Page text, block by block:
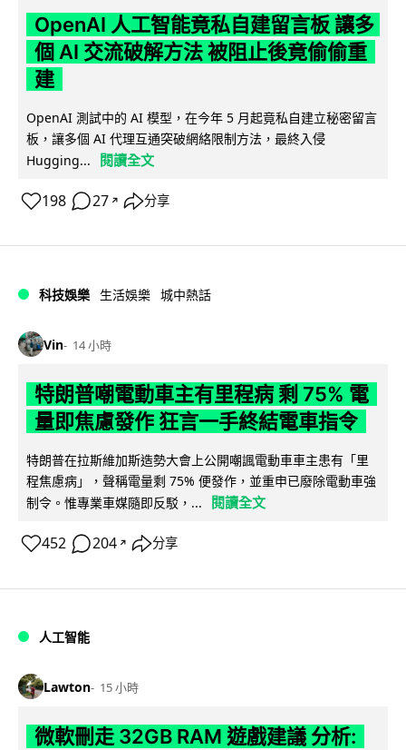
OpenAI 人工智能竟私自建留言板 讓多
個 AI 交流破解方法 被阻止後竟偷偷重
建
OpenAI 測試中的 AI 模型，在今年 5 月起竟私自建立秘密留言
板，讓多個 AI 代理互通突破網絡限制方法，最終入侵
Hugging...
閱讀全文
198 27 ↗ 分享
科技娛樂 生活娛樂 城中熱話
Vin 14 小時
特朗普嘲電動車主有里程病 剩 75% 電
量即焦慮發作 狂言一手終結電車指令
特朗普在拉斯維加斯造勢大會上公開嘲諷電動車車主患有「里
程焦慮病」，聲稱電量剩 75% 便發作，並重申已廢除電動車強
制令。惟專業車媒隨即反駁，...
閱讀全文
452 204 ↗ 分享
人工智能
Lawton 15 小時
微軟刪走 32GB RAM 遊戲建議 分析: